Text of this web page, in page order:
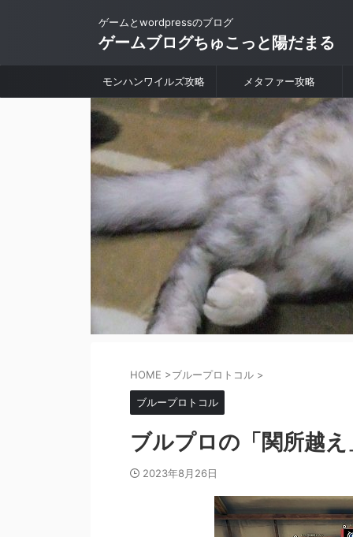
ゲームとwordpressのブログ
ゲームブログちゅこっと陽だまる
モンハンワイルズ攻略 メタファー攻略
HOME >ブループロトコル >
ブループロトコル
ブルプロの「関所越
2023年8月26日